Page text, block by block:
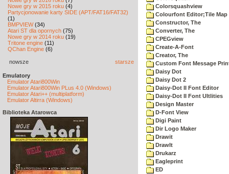
Nowe gry w 2015 roku (4)
Partycjonowanie karty SIDE (APT/FAT16/FAT32)
(1)
BMPVIEW(34)
Atari ST dla opornych (75)
Nowe gry w 2014 roku (19)
Tritone engine (11)
QChan Engine (6)
nowsze starsze
Emulatory
Emulator Atari800Win
Emulator Atari800Win PLus 4.0 (Windows)
Emulator Atari++ (multiplatform)
Emulator Altirra (Windows)
Biblioteka Atarowca
Colorsquashview
Colourfont Editor;Tile Map
Constructor, The
Converter, The
CPEGview
Create-A-Font
Creator, The
Custom Font Message
Daisy Dot
Daisy Dot 2
Daisy-Dot II Font Editor
Daisy-Dot II Font Ultlities
Design Master
D-Font View
Digi Paint
Dir Logo Maker
Drawit
DrawIt
Drukarz
Eagleprint
ED